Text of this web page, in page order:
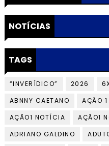
NOTÍCIAS
TAGS
“INVERÍDICO” 2026
ABNNY CAETANO
AÇÃO
AÇÃO1 NOTÍCIA
AÇÃO1
ADRIANO GALDINO